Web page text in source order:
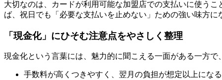
大切なのは、カードが利用可能な加盟店での支払いに使う
ば、祝日でも「必要な支払いを止めない」ための強い味方に
「現金化」にひそむ注意点をやさしく整理
現金化という言葉には、魅力的に聞こえる一面がある一方
手数料が高くつきやすく、翌月の負担が想定以上になる